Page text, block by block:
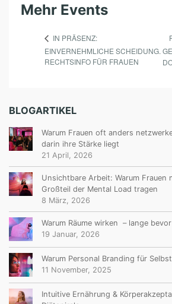
Mehr Events
IN PRÄSENZ:
EINVERNEHMLICHE SCHEIDUNG.
RECHTSINFO FÜR FRAUEN
BLOGARTIKEL
Warum Frauen oft anders
darin ihre Stärke liegt
21 April, 2026
Unsichtbare Arbeit: Warum Frauen
Großteil der Mental Load tragen
8 März, 2026
Warum Räume wirken – lange
19 Januar, 2026
Warum Personal Branding für
11 November, 2025
Intuitive Ernährung &